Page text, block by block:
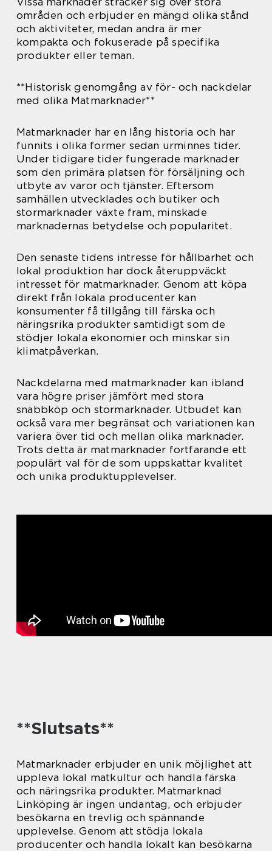
områden och erbjuder en mängd olika stånd
och aktiviteter, medan andra är mer
kompakta och fokuserade på specifika
produkter eller teman.
**Historisk genomgång av för- och nackdelar
med olika Matmarknader**
Matmarknader har en lång historia och har
funnits i olika former sedan urminnes tider.
Under tidigare tider fungerade marknader
som den primära platsen för försäljning och
utbyte av varor och tjänster. Eftersom
samhällen utvecklades och butiker och
stormarknader växte fram, minskade
marknadernas betydelse och popularitet.
Den senaste tidens intresse för hållbarhet och
lokal produktion har dock återuppväckt
intresset för matmarknader. Genom att köpa
direkt från lokala producenter kan
konsumenter få tillgång till färska och
näringsrika produkter samtidigt som de
stödjer lokala ekonomier och minskar sin
klimatpåverkan.
Nackdelarna med matmarknader kan ibland
vara högre priser jämfört med stora
snabbköp och stormarknader. Utbudet kan
också vara mer begränsat och variationen kan
variera över tid och mellan olika marknader.
Trots detta är matmarknader fortfarande ett
populärt val för de som uppskattar kvalitet
och unika produktupplevelser.
**Slutsats**
Matmarknader erbjuder en unik möjlighet att
uppleva lokal matkultur och handla färska
och näringsrika produkter. Matmarknad
Linköping är ingen undantag, och erbjuder
besökarna en trevlig och spännande
upplevelse. Genom att stödja lokala
producenter och handla lokalt kan besökarna